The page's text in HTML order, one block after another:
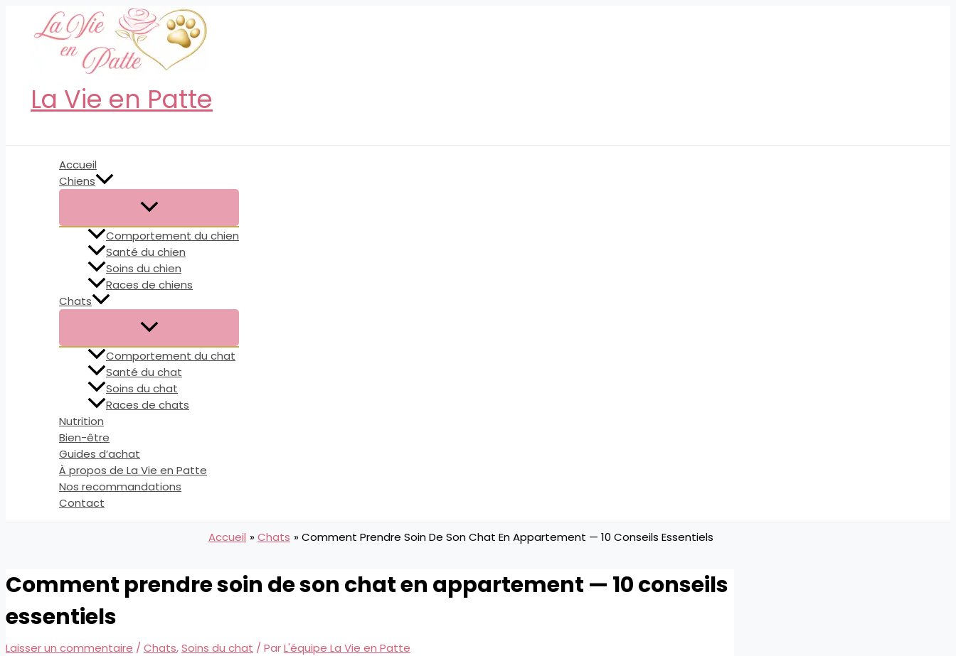
La Vie en Patte
Accueil
Chiens
Comportement du chien
Santé du chien
Soins du chien
Races de chiens
Chats
Comportement du chat
Santé du chat
Soins du chat
Races de chats
Nutrition
Bien-être
Guides d’achat
À propos de La Vie en Patte
Nos recommandations
Contact
Accueil Chats Comment Prendre Soin De Son Chat En Appartement — 10 Conseils Essentiels
Comment prendre soin de son chat en appartement — 10 conseils
essentiels
Laisser un commentaire / Chats,Soins du chat / ParL'équipe La Vie en Patte